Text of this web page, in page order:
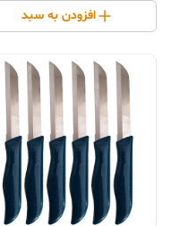
افزودن به سبد